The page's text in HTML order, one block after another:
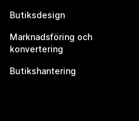
Butiksdesign
Marknadsföring och
konvertering
Butikshantering